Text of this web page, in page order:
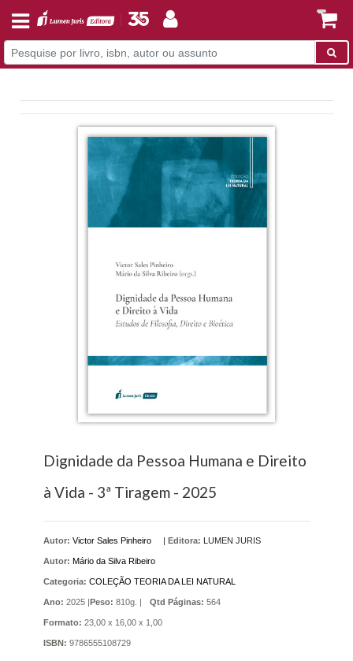
Dignidade da Pessoa Humana e Direito
à Vida - 3ª Tiragem - 2025
Autor: Victor Sales Pinheiro
Autor: Mário da Silva Ribeiro
Editora: LUMEN JURIS
Categoria: COLEÇÃO TEORIA DA LEI NATURAL
Ano: 2025 | Peso: 810g. | Qtd Páginas: 564
Formato: 23,00 x 16,00 x 1,00
ISBN: 9786555108729